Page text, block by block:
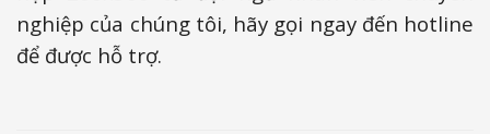
nghiệp của chúng tôi, hãy gọi ngay đến hotline
để được hỗ trợ.